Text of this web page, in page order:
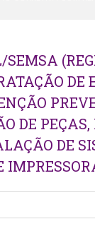
DE
DE
DE